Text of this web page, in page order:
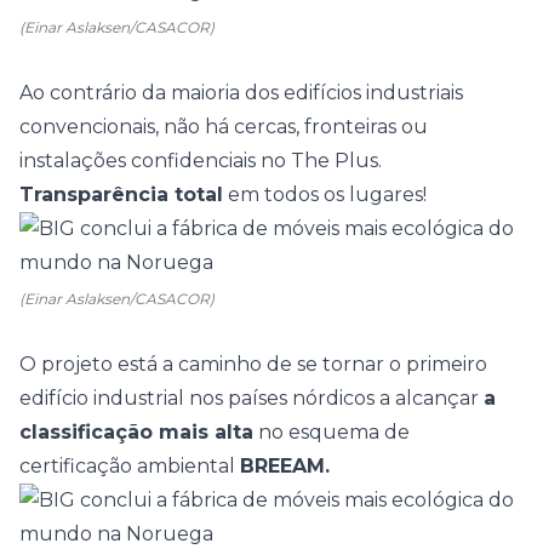
(Einar Aslaksen/CASACOR)
Ao contrário da maioria dos edifícios industriais
convencionais, não há cercas, fronteiras ou
instalações confidenciais no The Plus.
Transparência total em todos os lugares!
(Einar Aslaksen/CASACOR)
O projeto está a caminho de se tornar o primeiro
edifício industrial nos países nórdicos a alcançar a
classificação mais alta no esquema de
certificação ambiental BREEAM.